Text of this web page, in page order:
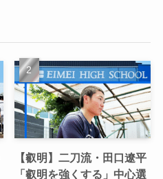
【叡明】二刀流・田口遼平
「叡明を強くする」中心選